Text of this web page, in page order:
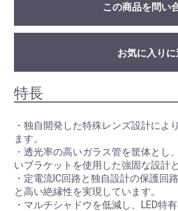
この商品を問い
お気に入りに
特長
・独自開発した特殊レンズ設計によ
ます。
・透光率の高いガラス管を筐体とし
いブラケットを使用した強固な設計
・定電流IC回路と独自設計の保護回
と高い絶縁性を実現しています。
・マルチシャドウを低減し、LED特